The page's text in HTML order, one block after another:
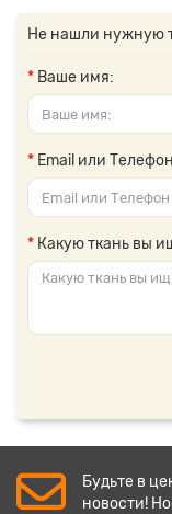
Не нашли нужную
Ваше имя:
Email или Телефон
Какую ткань вы
Будьте в
новости!